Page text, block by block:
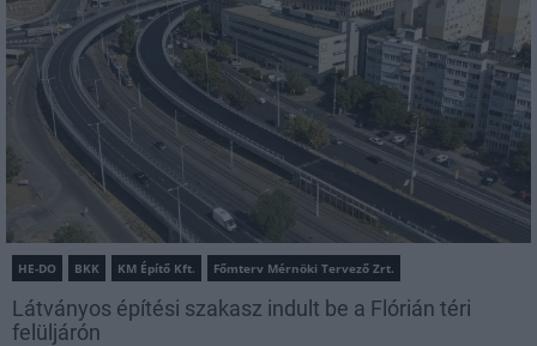
HE-DO BKK KM Építő Kft. Főmterv Mérnöki Tervező Zrt.
Látványos építési szakasz indult be a Flórián téri
felüljárón